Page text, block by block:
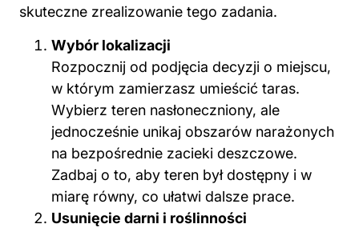
skuteczne zrealizowanie tego zadania.
Wybór lokalizacji
Rozpocznij od podjęcia decyzji o miejscu,
w którym zamierzasz umieścić taras.
Wybierz teren nasłoneczniony, ale
jednocześnie unikaj obszarów narażonych
na bezpośrednie zacieki deszczowe.
Zadbaj o to, aby teren był dostępny i w
miarę równy, co ułatwi dalsze prace.
Usunięcie darni i roślinności